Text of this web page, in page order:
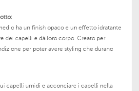
ha un finish opaco e un effetto idratante
dei capelli e dà loro corpo. Creato per
per poter avere styling che durano
capelli umidi e acconciare i capelli nella